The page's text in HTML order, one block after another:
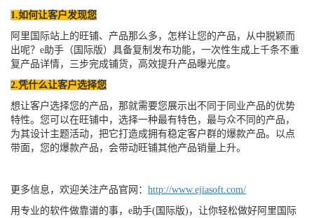
1.如何让客户发现您
阿里国际站上的旺铺、产品那么多，怎样让您的产品，从中脱颖而
出呢？ e助手（国际版）具备复制发布功能， 一次性生成上千条不重
复产品详情，三步完成铺货，高效提升产品曝光度。
2.凭什么让客户选择您
想让客户选择您的产品，那就需要您展示出不同于同业产品的优势
特性。您可以在旺铺中，选择一种最有特色，最与众不同的产品，
为其设计主题活动，把它打造成拥有稳定客户群的爆款产品。以点
带面，您的爆款产品，会带动旺铺其他产品销量上升。
更多信息，欢迎关注产品官网： http://www.ejiasoft.com/
用专业的软件做靠谱的事，e助手(国际版)，让你轻松做好阿里国际